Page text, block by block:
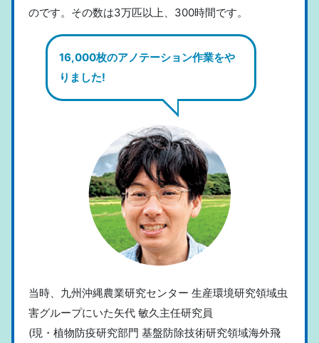
のです。その数は3万匹以上、300時間です。
当時、九州沖縄農業研究センター 生産環境研究領域虫
害グループにいた矢代 敏久主任研究員
(現・植物防疫研究部門 基盤防除技術研究領域海外飛
16,000枚のアノテーション作業をや
りました!